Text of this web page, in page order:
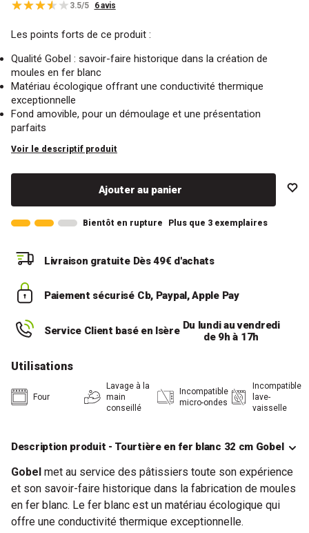
3.5/5 6 avis
Les points forts de ce produit :
Qualité Gobel : savoir-faire historique dans la création de
moules en fer blanc
Matériau écologique offrant une conductivité thermique
exceptionnelle
Fond amovible, pour un démoulage et une présentation
parfaits
Voir le descriptif produit
Ajouter au panier
Bientôt en rupture Plus que 3 exemplaires
Livraison gratuite Dès 49€ d'achats
Paiement sécurisé Cb, Paypal, Apple Pay
Service Client basé en Isère Du lundi au vendredi
de 9h à 17h
Utilisations
Four
Lavage à la
main
conseillé
Incompatible
micro-ondes
Incompatible
lave-
vaisselle
Description produit - Tourtière en fer blanc 32 cm Gobel
Gobel met au service des pâtissiers toute son expérience
et son savoir-faire historique dans la fabrication de moules
en fer blanc. Le fer blanc est un matériau écologique qui
offre une conductivité thermique exceptionnelle.